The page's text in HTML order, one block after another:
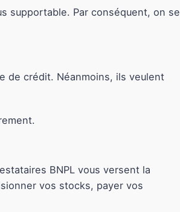
supportable. Par conséquent, on se
de crédit. Néanmoins, ils veulent
BNPL vous versent la
vos stocks, payer vos